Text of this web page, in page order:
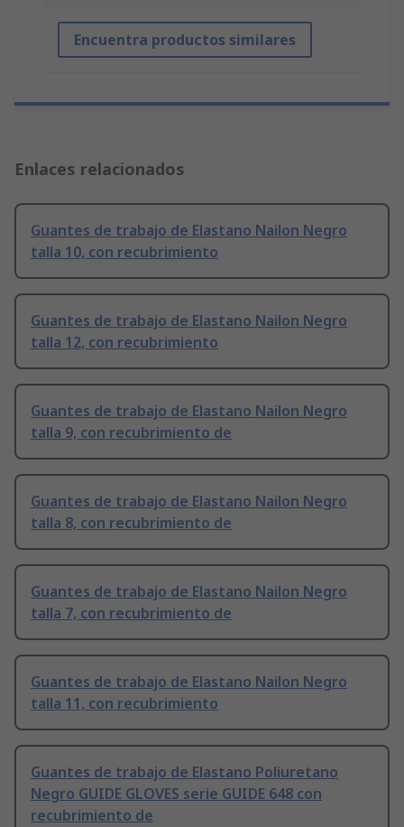
Encuentra productos similares
Enlaces relacionados
Guantes de trabajo de Elastano Nailon Negro
talla 10, con recubrimiento
Guantes de trabajo de Elastano Nailon Negro
talla 12, con recubrimiento
Guantes de trabajo de Elastano Nailon Negro
talla 9, con recubrimiento de
Guantes de trabajo de Elastano Nailon Negro
talla 8, con recubrimiento de
Guantes de trabajo de Elastano Nailon Negro
talla 7, con recubrimiento de
Guantes de trabajo de Elastano Nailon Negro
talla 11, con recubrimiento
Guantes de trabajo de Elastano Poliuretano
Negro GUIDE GLOVES serie GUIDE 648 con
recubrimiento de